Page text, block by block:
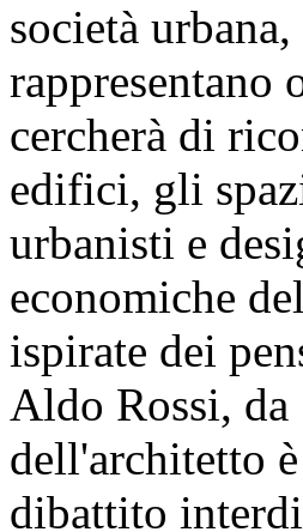
società
rappresentano
cercherà di
edifici, gli
urbanisti e
economiche
ispirate dei
Aldo Rossi, da
dell'architetto
dibattito